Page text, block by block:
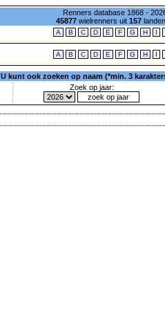
Renners database 1868 -
45877wielrenners uit 157
A B C D E F G H I
A B C D E F G H I
U kunt ook zoeken op naam (*min. 3
Zoek op jaar: